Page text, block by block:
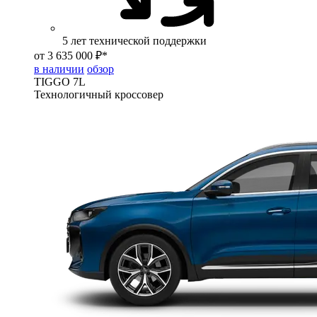
5 лет технической поддержки
от 3 635 000 ₽*
в наличии обзор
TIGGO 7L
Технологичный кроссовер